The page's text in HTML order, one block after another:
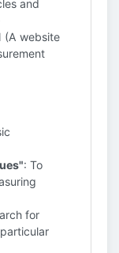
and
(A website
: To
for